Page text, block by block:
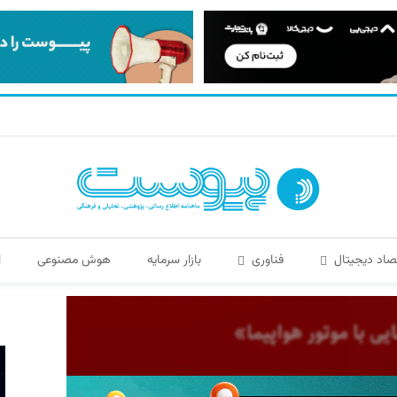
دیجیتال فناوری بازار سرمایه هوش مصنوعی